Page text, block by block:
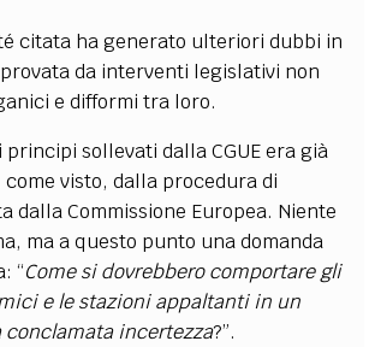
citata ha generato ulteriori dubbi in
da interventi legislativi non
e difformi tra loro.
principi sollevati dalla CGUE era già
visto, dalla procedura di
dalla Commissione Europea. Niente
ma a questo punto una domanda
“Come si dovrebbero comportare gli
e le stazioni appaltanti in un
incertezza?”.